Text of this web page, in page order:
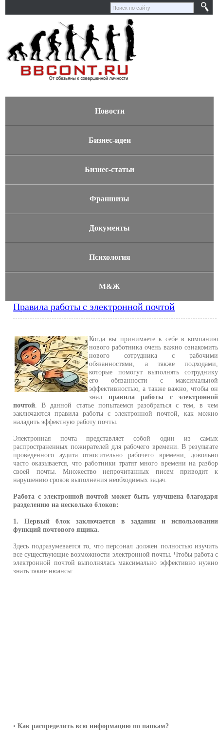
Новости
Бизнес-идеи
Бизнес-статьи
Франшизы
Документы
Психология
М&Ж
Правила работы с электронной почтой
Когда вы принимаете к себе в компанию
нового работника очень важно ознакомить
нового сотрудника с рабочими
обязанностями, а также подходами,
которые помогут выполнять сотруднику
его обязанности с максимальной
эффективностью, а также важно, чтобы он
знал правила работы с электронной
почтой . В данной статье попытаемся разобраться с тем, в чем
заключаются правила работы с электронной почтой, как можно
наладить эффектную работу почты.
Электронная почта представляет собой один из самых
распространенных пожирателей для рабочего времени. В результате
проведенного аудита относительно рабочего времени, довольно
часто оказывается, что работники тратят много времени на разбор
своей почты. Множество непрочитанных писем приводит к
нарушению сроков выполнения необходимых задач.
Работа с электронной почтой может быть улучшена благодаря
разделению на несколько блоков:
1. Первый блок заключается в задании и использовании
функций почтового ящика.
Здесь подразумевается то, что персонал должен полностью изучить
все существующие возможности электронной почты. Чтобы работа с
электронной почтой выполнялась максимально эффективно нужно
знать такие нюансы:
•Как распределить всю информацию по папкам?